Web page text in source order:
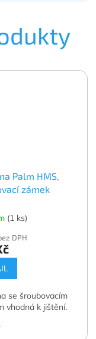
Palm HMS,
zámek
(1 ks)
DPH
se šroubovacím
vhodná k jištění.